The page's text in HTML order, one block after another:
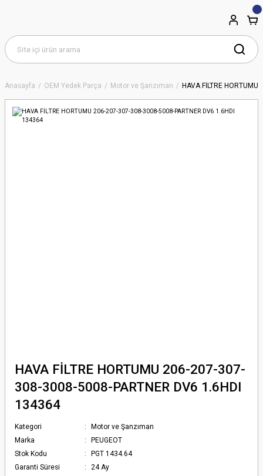
Anasayfa OEM Yedek Parça Motor ve Şanzıman HAVA FİLTRE
HAVA FİLTRE HORTUMU 206-207-307-
308-3008-5008-PARTNER DV6 1.6HDI
134364
Kategori
Motor ve Şanzıman
Marka
PEUGEOT
Stok Kodu
PGT 1434.64
Garanti Süresi
24 Ay